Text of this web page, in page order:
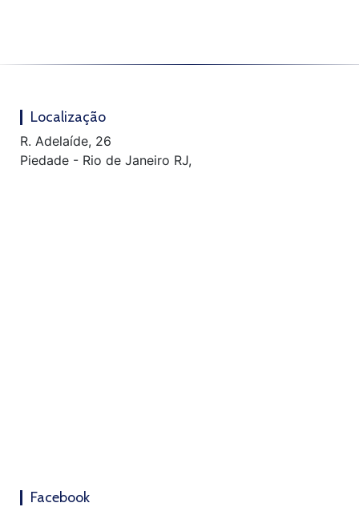
Localização
R. Adelaíde, 26
Piedade - Rio de Janeiro RJ,
Facebook